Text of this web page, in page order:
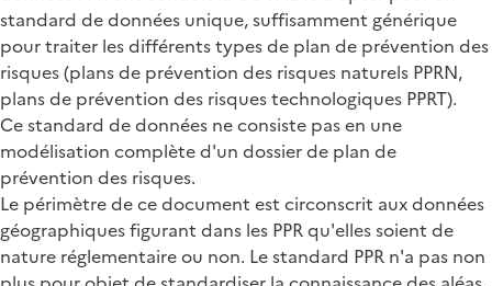
standard de données unique, suffisamment générique
pour traiter les différents types de plan de prévention des
risques (plans de prévention des risques naturels PPRN,
plans de prévention des risques technologiques PPRT).
Ce standard de données ne consiste pas en une
modélisation complète d'un dossier de plan de
prévention des risques.
Le périmètre de ce document est circonscrit aux données
géographiques figurant dans les PPR qu'elles soient de
nature réglementaire ou non. Le standard PPR n'a pas non